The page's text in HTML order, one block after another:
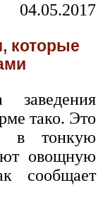
04.05.2017
которые
тако. Это
в тонкую
овощную
сообщает